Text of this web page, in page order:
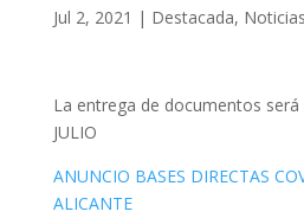
Jul 2, 2021 | Destacada, Noticias
La entrega de documentos será
JULIO
ANUNCIO BASES DIRECTAS
ALICANTE